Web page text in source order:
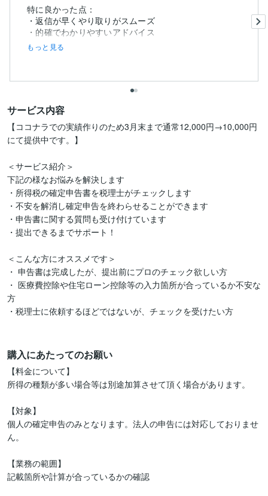
特に良かった点：
・返信が早くやり取りがスムーズ
・的確でわかりやすいアドバイス
もっと見る
サービス内容
【ココナラでの実績作りのため3月末まで通常12,000円→10,000円
にて提供中です。】
＜サービス紹介＞
下記の様なお悩みを解決します
・所得税の確定申告書を税理士がチェックします
・不安を解消し確定申告を終わらせることができます
・申告書に関する質問も受け付けています
・提出できるまでサポート！
＜こんな方にオススメです＞
・ 申告書は完成したが、提出前にプロのチェック欲しい方
・ 医療費控除や住宅ローン控除等の入力箇所が合っているか不安な
方
・税理士に依頼するほどではないが、チェックを受けたい方
購入にあたってのお願い
【料金について】
所得の種類が多い場合等は別途加算させて頂く場合があります。
【対象】
個人の確定申告のみとなります。法人の申告には対応しておりませ
ん。
【業務の範囲】
記載箇所や計算が合っているかの確認